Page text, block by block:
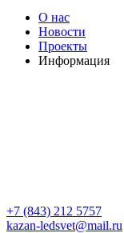
О нас
Новости
Проекты
Информация
+7 (843) 212 5757
kazan-ledsvet@mail.ru